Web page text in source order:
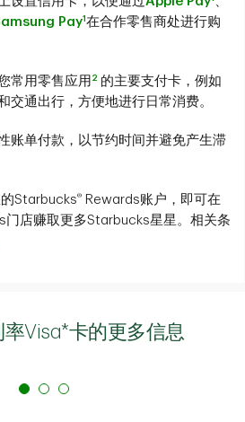
Pay1 在合作零售商处进行购
常用零售应用 2 的主要支付卡，例如
交通出行，方便地进行日常消费。
账单付款，以节约时间并避免产生滞
Starbucks® Rewards账户，即可在
门店赚取更多Starbucks星星。相关条
Visa*卡的更多信息